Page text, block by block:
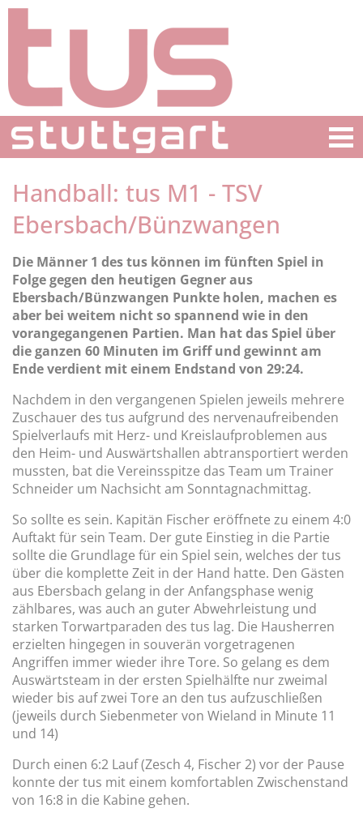
Handball: tus M1 - TSV
Ebersbach/Bünzwangen
Die Männer 1 des tus können im fünften Spiel in
Folge gegen den heutigen Gegner aus
Ebersbach/Bünzwangen Punkte holen, machen es
aber bei weitem nicht so spannend wie in den
vorangegangenen Partien. Man hat das Spiel über
die ganzen 60 Minuten im Griff und gewinnt am
Ende verdient mit einem Endstand von 29:24.
Nachdem in den vergangenen Spielen jeweils mehrere
Zuschauer des tus aufgrund des nervenaufreibenden
Spielverlaufs mit Herz- und Kreislaufproblemen aus
den Heim- und Auswärtshallen abtransportiert werden
mussten, bat die Vereinsspitze das Team um Trainer
Schneider um Nachsicht am Sonntagnachmittag.
So sollte es sein. Kapitän Fischer eröffnete zu einem 4:0
Auftakt für sein Team. Der gute Einstieg in die Partie
sollte die Grundlage für ein Spiel sein, welches der tus
über die komplette Zeit in der Hand hatte. Den Gästen
aus Ebersbach gelang in der Anfangsphase wenig
zählbares, was auch an guter Abwehrleistung und
starken Torwartparaden des tus lag. Die Hausherren
erzielten hingegen in souverän vorgetragenen
Angriffen immer wieder ihre Tore. So gelang es dem
Auswärtsteam in der ersten Spielhälfte nur zweimal
wieder bis auf zwei Tore an den tus aufzuschließen
(jeweils durch Siebenmeter von Wieland in Minute 11
und 14)
Durch einen 6:2 Lauf (Zesch 4, Fischer 2) vor der Pause
konnte der tus mit einem komfortablen Zwischenstand
von 16:8 in die Kabine gehen.